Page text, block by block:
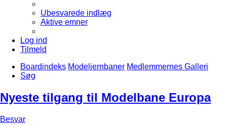
Ubesvarede indlæg
Aktive emner
Log ind
Tilmeld
Boardindeks Modeljernbaner Medlemmernes Galleri
Søg
Nyeste tilgang til Modelbane Europa
Besvar